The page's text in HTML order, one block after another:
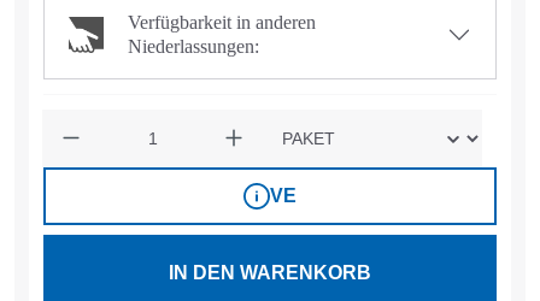
Verfügbarkeit in anderen
Niederlassungen:
VE
IN DEN WARENKORB